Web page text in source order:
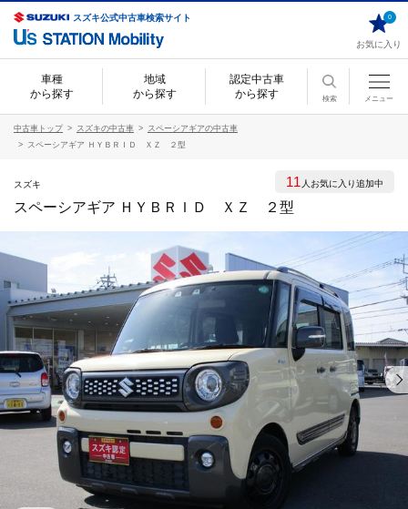
スズキ公式中古車検索サイト
お気に入り
0
車種
から探す
地域
から探す
認定中古車
から探す
検索 メニュー
中古車トップ スズキの中古車
スペーシアギアの中古車
スペーシアギア ＨＹＢＲＩＤ ＸＺ ２型
スズキ
スペーシアギア ＨＹＢＲＩＤ ＸＺ ２型
11 人お気に入り追加中